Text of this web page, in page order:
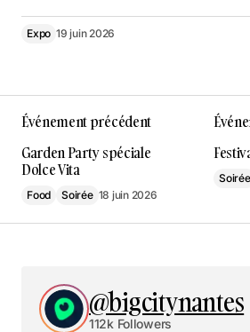
Expo 19 juin 2026
Événement précédent
Garden Party spéciale
Dolce Vita
Food Soirée 18 juin 2026
Soirée
@bigcitynantes
112k Followers